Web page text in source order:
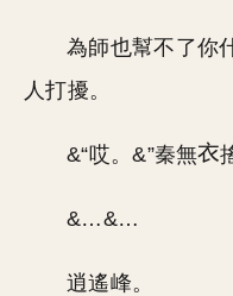
為師也幫不了你
人打擾。
&“哎。&”秦無
&…&…
逍遙峰。